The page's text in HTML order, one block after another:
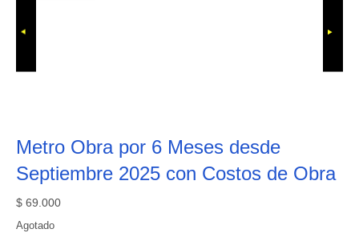
Metro Obra por 6 Meses desde
Septiembre 2025 con Costos de Obra
$ 69.000
Agotado